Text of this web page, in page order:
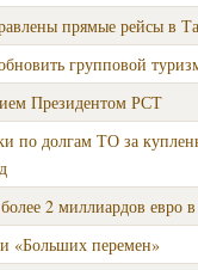
прямые рейсы в
групповой
Президентом РСТ
по долгам ТО за
2 миллиардов евро
«Больших перемен»